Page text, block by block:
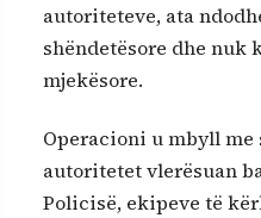
autoriteteve, ata
shëndetësore dhe nuk
mjekësore.
Operacioni u mbyll me
autoritetet vlerësuan
Policisë, ekipeve të